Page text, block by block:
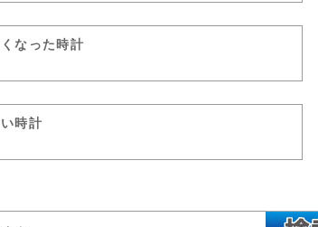
なった時計
時計